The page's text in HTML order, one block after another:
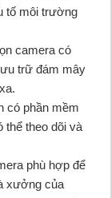
tố môi trường
camera có
trữ đám mây
có phần mềm
thể theo dõi và
phù hợp để
xưởng của